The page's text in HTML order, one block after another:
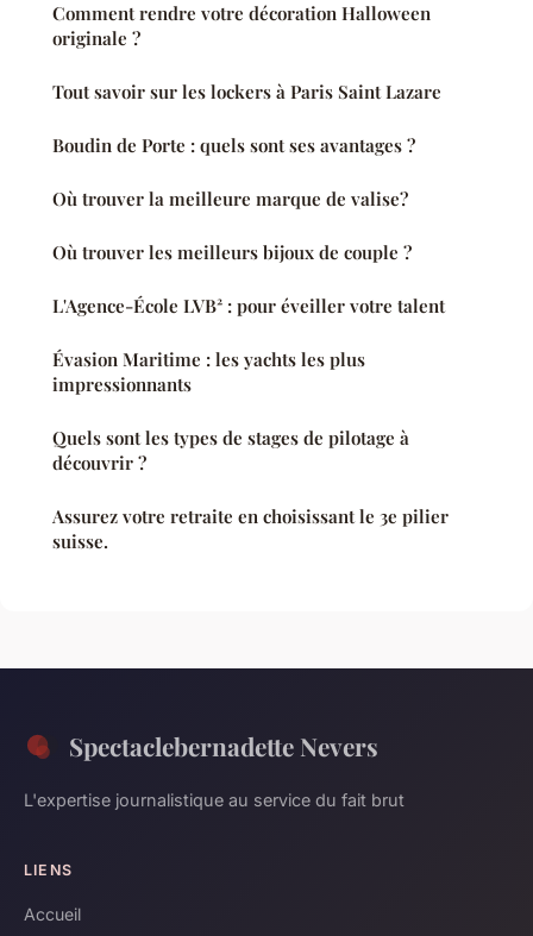
Comment rendre votre décoration Halloween
originale ?
Tout savoir sur les lockers à Paris Saint Lazare
Boudin de Porte : quels sont ses avantages ?
Où trouver la meilleure marque de valise?
Où trouver les meilleurs bijoux de couple ?
L'Agence-École LVB² : pour éveiller votre talent
Évasion Maritime : les yachts les plus
impressionnants
Quels sont les types de stages de pilotage à
découvrir ?
Assurez votre retraite en choisissant le 3e pilier
suisse.
Spectaclebernadette Nevers
L'expertise journalistique au service du fait brut
LIENS
Accueil